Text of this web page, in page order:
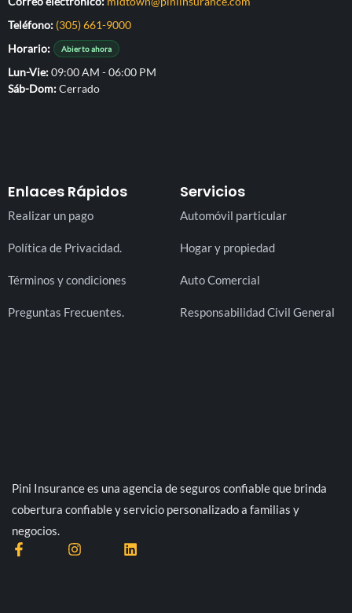
Pini Insurance es una agencia de seguros confiable que brinda
cobertura confiable y servicio personalizado a familias y
negocios.
F
a
I
L
Servicios
Automóvil particular
Hogar y propiedad
Auto Comercial
Responsabilidad Civil General
Enlaces Rápidos
Realizar un pago
Política de Privacidad.
Términos y condiciones
Preguntas Frecuentes.
Teléfono: (305) 661-9000
Horario:
Abierto ahora
Lun-Vie 09:00 AM - 06:00 PM
Sáb-Dom Cerrado